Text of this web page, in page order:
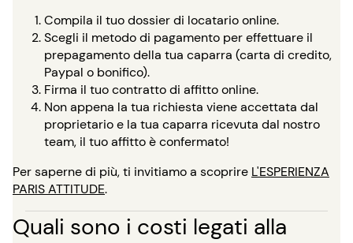
Compila il tuo dossier di locatario online.
Scegli il metodo di pagamento per effettuare il
prepagamento della tua caparra (carta di credito,
Paypal o bonifico).
Firma il tuo contratto di affitto online.
Non appena la tua richiesta viene accettata dal
proprietario e la tua caparra ricevuta dal nostro
team, il tuo affitto è confermato!
Per saperne di più, ti invitiamo a scoprire L'ESPERIENZA
PARIS ATTITUDE.
Quali sono i costi legati alla